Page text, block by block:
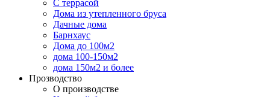
С террасой
Дома из утепленного бруса
Дачные дома
Барнхаус
Дома до 100м2
дома 100-150м2
дома 150м2 и более
Прозводство
О производстве